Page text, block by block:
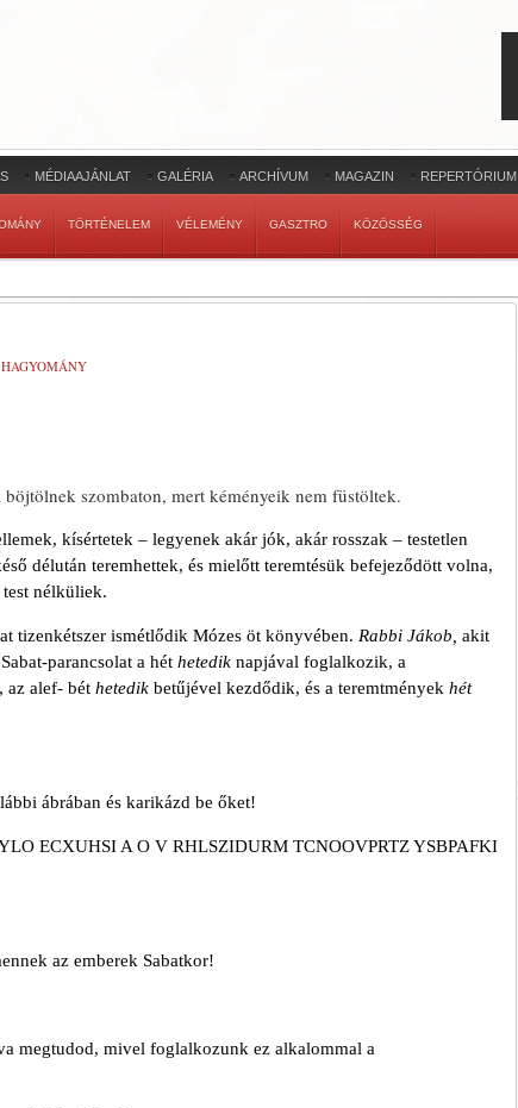
MÉDIAAJÁNLAT GALÉRIA ARCHÍVUM MAGAZIN REPERTÓRIUM
TÖRTÉNELEM VÉLEMÉNY GASZTRO KÖZÖSSÉG
HAGYOMÁNY
szombaton, mert kéményeik nem füstöltek.
kísértetek – legyenek akár jók, akár rosszak – testetlen
délután teremhettek, és mielőtt teremtésük befejeződött volna,
nélküliek.
tizenkétszer ismétlődik Mózes öt könyvében. Rabbi Jákob, akit
parancsolat a hét hetedik napjával foglalkozik, a
az alef- bét hetedik betűjével kezdődik, és a teremtmények hét
ábrában és karikázd be őket!
ECXUHSI A O V RHLSZIDURM TCNOOVPRTZ YSBPAFKI
az emberek Sabatkor!
megtudod, mivel foglalkozunk ez alkalommal a